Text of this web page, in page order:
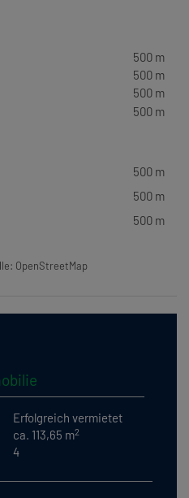
500 m
500 m
500 m
500 m
500 m
500 m
500 m
OpenStreetMap
Erfolgreich vermietet
ca. 113,65 m2
4